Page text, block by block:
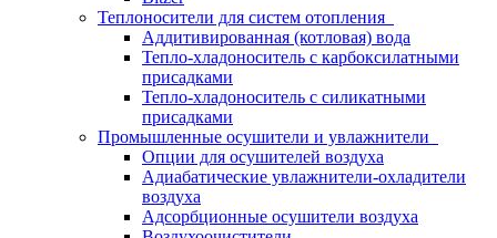
Теплоносители для систем отопления
Аддитивированная (котловая) вода
Тепло-хладоноситель с карбоксилатными
присадками
Тепло-хладоноситель с силикатными
присадками
Промышленные осушители и увлажнители
Опции для осушителей воздуха
Адиабатические увлажнители-охладители
воздуха
Адсорбционные осушители воздуха